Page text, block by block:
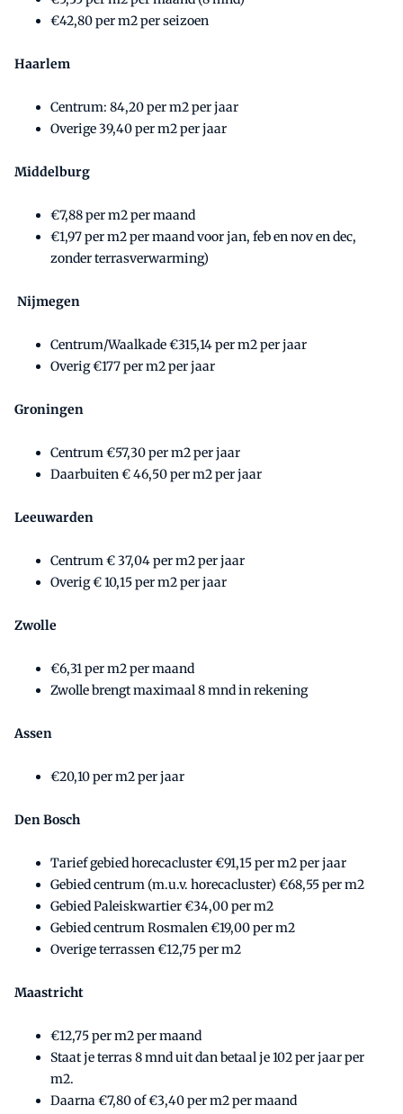
€42,80 per m2 per seizoen
Haarlem
Centrum: 84,20 per m2 per jaar
Overige 39,40 per m2 per jaar
Middelburg
€7,88 per m2 per maand
€1,97 per m2 per maand voor jan, feb en nov en dec,
zonder terrasverwarming)
Nijmegen
Centrum/Waalkade €315,14 per m2 per jaar
Overig €177 per m2 per jaar
Groningen
Centrum €57,30 per m2 per jaar
Daarbuiten € 46,50 per m2 per jaar
Leeuwarden
Centrum € 37,04 per m2 per jaar
Overig € 10,15 per m2 per jaar
Zwolle
€6,31 per m2 per maand
Zwolle brengt maximaal 8 mnd in rekening
Assen
€20,10 per m2 per jaar
Den Bosch
Tarief gebied horecacluster €91,15 per m2 per jaar
Gebied centrum (m.u.v. horecacluster) €68,55 per m2
Gebied Paleiskwartier €34,00 per m2
Gebied centrum Rosmalen €19,00 per m2
Overige terrassen €12,75 per m2
Maastricht
€12,75 per m2 per maand
Staat je terras 8 mnd uit dan betaal je 102 per jaar per
m2.
Daarna €7,80 of €3,40 per m2 per maand